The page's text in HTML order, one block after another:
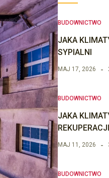
BUDOWNICTWO
JAKA
SYPIALNI
MAJ 17, 2026
BUDOWNICTWO
JAKA
REKUPERACJI
MAJ 11, 2026
BUDOWNICTWO